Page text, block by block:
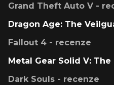
Grand Theft Auto V -
Dragon Age: The
Fallout 4 - recenze
Metal Gear Solid V:
Dark Souls - recenze